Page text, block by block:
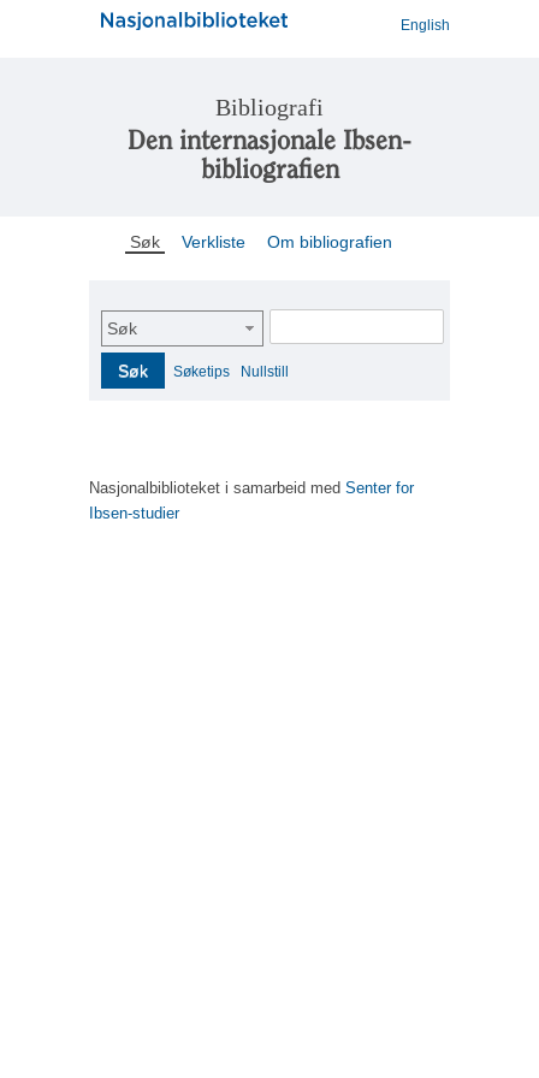
English
Bibliografi
Den internasjonale Ibsen-
bibliografien
Søk Verkliste Om bibliografien
Søk
Søk Søketips Nullstill
Nasjonalbiblioteket i samarbeid med Senter for
Ibsen-studier